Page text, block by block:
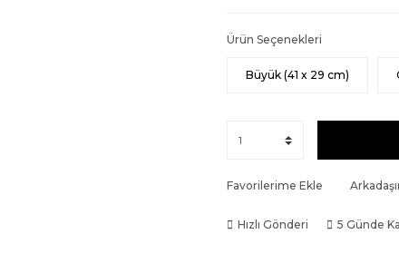
Ürün Seçenekleri
Büyük (41 x 29 cm)
Favorilerime Ekle
Hızlı Gönderi 5 Günde